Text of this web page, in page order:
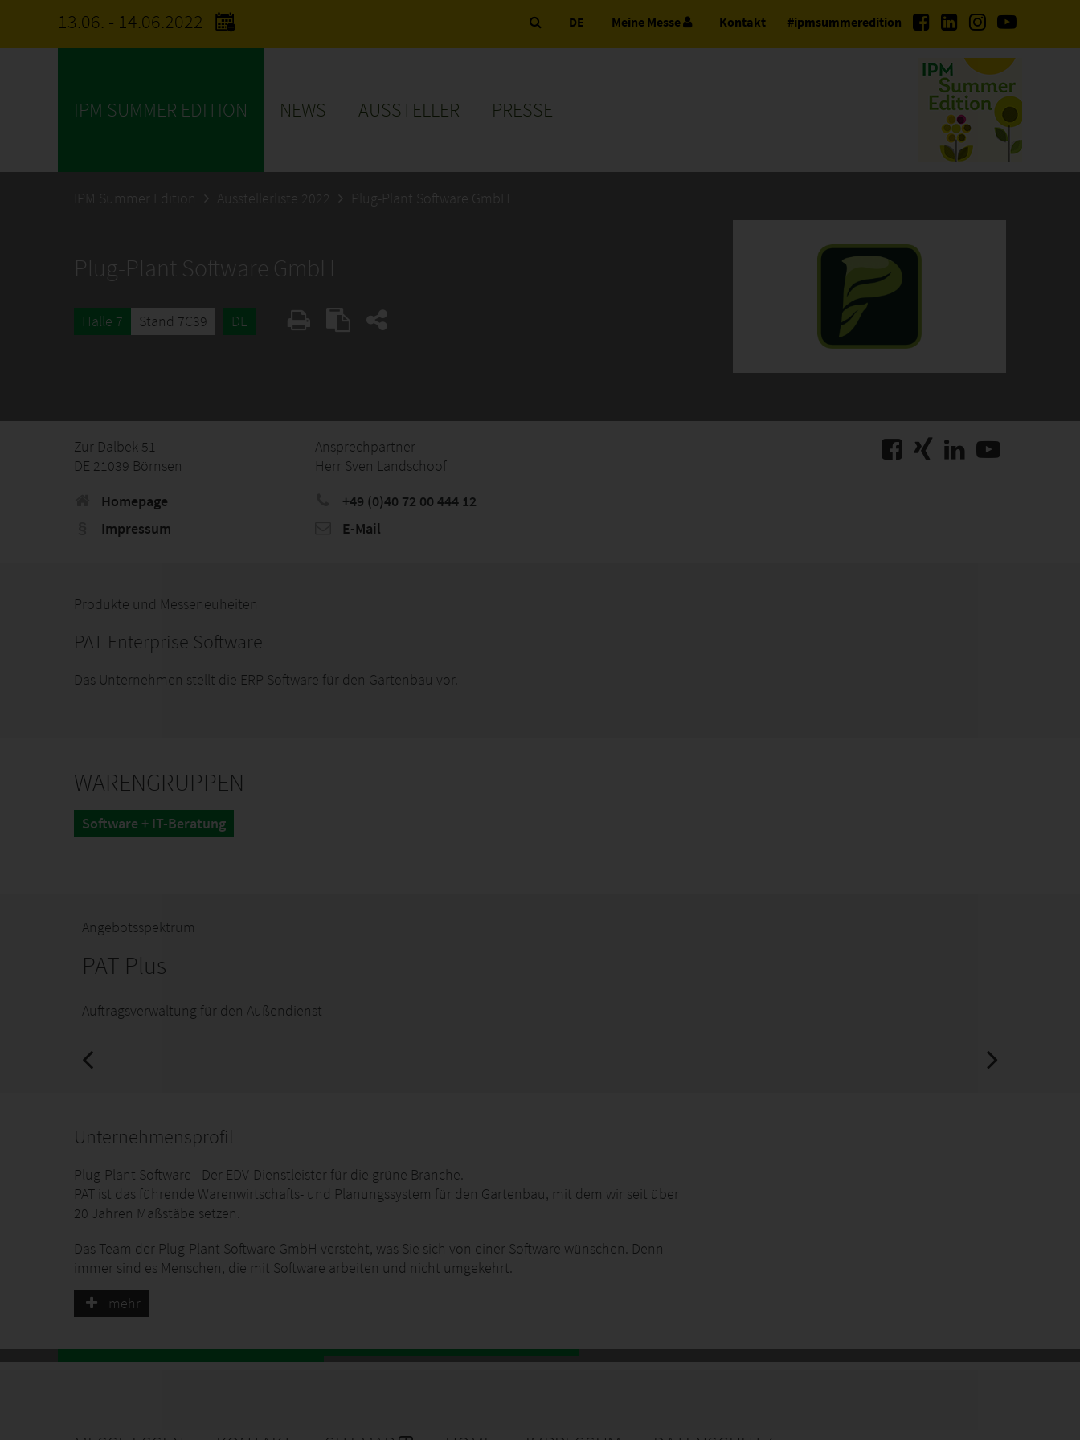
13.06. - 14.06.2022 #ipmsummeredition
DE Meine Messe Kontakt
IPM SUMMER EDITION NEWS AUSSTELLER PRESSE
IPM Summer Edition Ausstellerliste 2022 Plug-Plant Software GmbH
Plug-Plant Software GmbH
Halle 7 Stand 7C39 DE
Zur Dalbek 51
DE 21039 Börnsen
Homepage
Impressum
Ansprechpartner
Herr Sven Landschoof
+49 (0)40 72 00 444 12
E-Mail
Produkte und Messeneuheiten
PAT Enterprise Software
Das Unternehmen stellt die ERP Software für den Gartenbau vor.
WARENGRUPPEN
Software + IT-Beratung
Angebotsspektrum
PAT Plus
Auftragsverwaltung für den Außendienst
Unternehmensprofil
Plug-Plant Software - Der EDV-Dienstleister für die grüne Branche.
PAT ist das führende Warenwirtschafts- und Planungssystem für den Gartenbau, mit dem wir seit über
20 Jahren Maßstäbe setzen.
Das Team der Plug-Plant Software GmbH versteht, was Sie sich von einer Software wünschen. Denn
immer sind es Menschen, die mit Software arbeiten und nicht umgekehrt.
Unser Service basiert auf langjähriger Erfahrung in der Software-Entwicklung und Betreuung von
Gartenbaubetrieben, Im- und Exportfirmen und Außendienst-Repräsentanten in Deutschland, Italien,
mehr
DER STAND IM INTERAKTIVEN